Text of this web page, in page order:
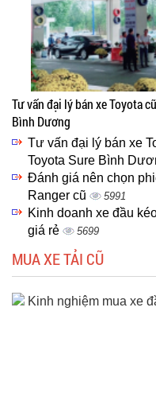
Tư vấn đại lý bán xe Toyota
Bình Dương
Tư vấn đại lý bán xe
Toyota Sure Bình
Đánh giá nên chọn
Ranger cũ
5991
Kinh doanh xe đầu
giá rẻ
5699
MUA XE TẢI CŨ